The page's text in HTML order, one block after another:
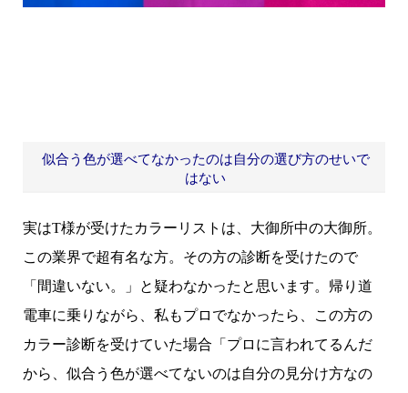
似合う色が選べてなかったのは自分の選び方のせいで
はない
実はT様が受けたカラーリストは、大御所中の大御所。
この業界で超有名な方。その方の診断を受けたので
「間違いない。」と疑わなかったと思います。帰り道
電車に乗りながら、私もプロでなかったら、この方の
カラー診断を受けていた場合「プロに言われてるんだ
から、似合う色が選べてないのは自分の見分け方なの